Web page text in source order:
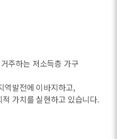
주하는 저소득층 가구
역발전에 이바지하고,
가치를 실현하고 있습니다.